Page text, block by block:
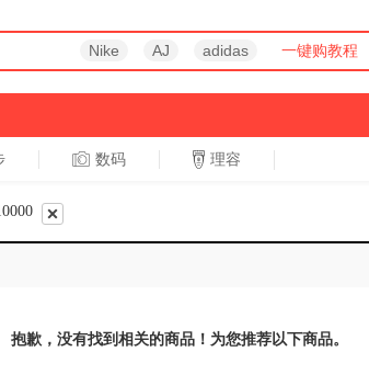
Nike AJ adidas 一键购教程
数码 理容
抱歉，没有找到相关的商品！为您推荐以下商品。